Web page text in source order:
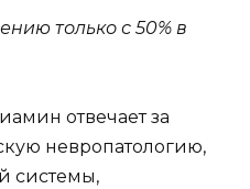
только с 50% в
отвечает за
невропатологию,
системы,